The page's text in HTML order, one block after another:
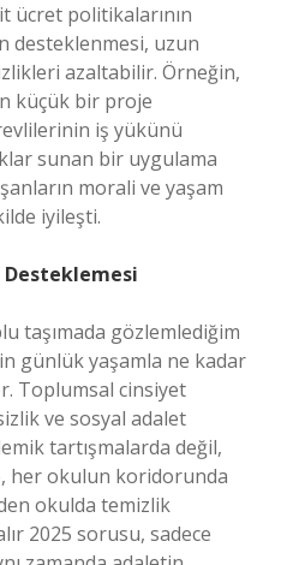
ücret politikalarının
desteklenmesi, uzun
azaltabilir. Örneğin,
küçük bir proje
iş yükünü
sunan bir uygulama
morali ve yaşam
iyileşti.
Desteklemesi
taşımada gözlemlediğim
günlük yaşamla ne kadar
Toplumsal cinsiyet
ve sosyal adalet
tartışmalarda değil,
her okulun koridorunda
okulda temizlik
2025 sorusu, sadece